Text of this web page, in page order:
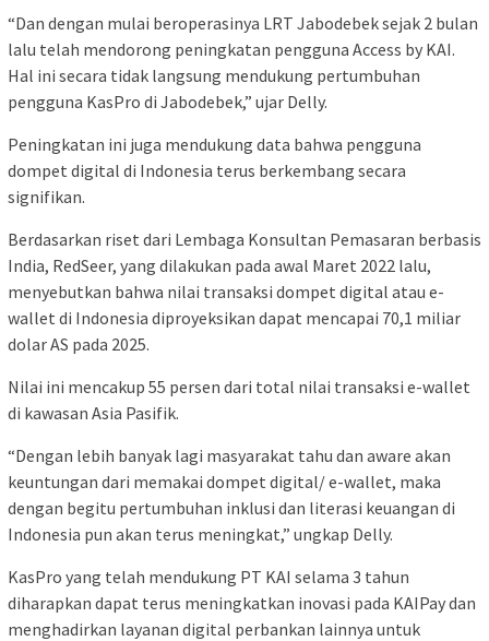
“Dan dengan mulai beroperasinya LRT Jabodebek sejak 2 bulan
lalu telah mendorong peningkatan pengguna Access by KAI.
Hal ini secara tidak langsung mendukung pertumbuhan
pengguna KasPro di Jabodebek,” ujar Delly.
Peningkatan ini juga mendukung data bahwa pengguna
dompet digital di Indonesia terus berkembang secara
signifikan.
Berdasarkan riset dari Lembaga Konsultan Pemasaran berbasis
India, RedSeer, yang dilakukan pada awal Maret 2022 lalu,
menyebutkan bahwa nilai transaksi dompet digital atau e-
wallet di Indonesia diproyeksikan dapat mencapai 70,1 miliar
dolar AS pada 2025.
Nilai ini mencakup 55 persen dari total nilai transaksi e-wallet
di kawasan Asia Pasifik.
“Dengan lebih banyak lagi masyarakat tahu dan aware akan
keuntungan dari memakai dompet digital/ e-wallet, maka
dengan begitu pertumbuhan inklusi dan literasi keuangan di
Indonesia pun akan terus meningkat,” ungkap Delly.
KasPro yang telah mendukung PT KAI selama 3 tahun
diharapkan dapat terus meningkatkan inovasi pada KAIPay dan
menghadirkan layanan digital perbankan lainnya untuk